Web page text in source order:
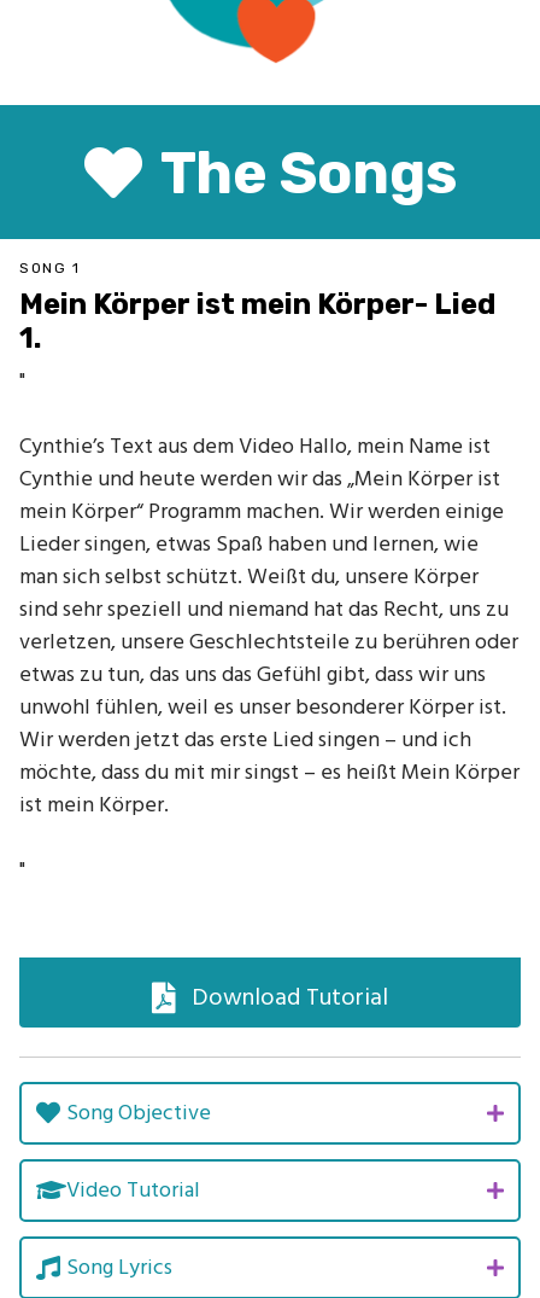
The Songs
Download Tutorial
SONG 1
Mein Körper ist mein Körper- Lied
1.
"
Cynthie’s Text aus dem Video Hallo, mein Name ist
Cynthie und heute werden wir das „Mein Körper ist
mein Körper“ Programm machen. Wir werden einige
Lieder singen, etwas Spaß haben und lernen, wie
man sich selbst schützt. Weißt du, unsere Körper
sind sehr speziell und niemand hat das Recht, uns zu
verletzen, unsere Geschlechtsteile zu berühren oder
etwas zu tun, das uns das Gefühl gibt, dass wir uns
unwohl fühlen, weil es unser besonderer Körper ist.
Wir werden jetzt das erste Lied singen – und ich
möchte, dass du mit mir singst – es heißt Mein Körper
ist mein Körper.
"
Song Objective
Video Tutorial
Song Lyrics